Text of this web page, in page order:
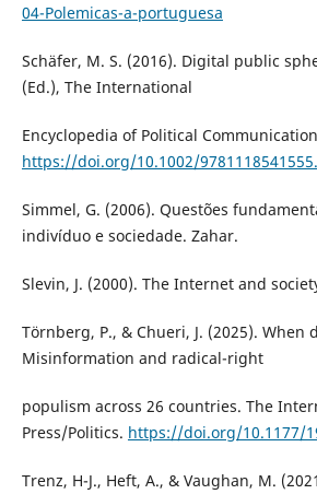
04-Polemicas-a-portuguesa
Schäfer, M. S. (2016). Digital public
(Ed.), The International
Encyclopedia of Political
https://doi.org/10.1002/
Simmel, G. (2006). Questões
indivíduo e sociedade. Zahar.
Slevin, J. (2000). The Internet and
Törnberg, P., & Chueri, J. (2025). When
Misinformation and radical-right
populism across 26 countries. The
Press/Politics. https://doi.org/10.1177/
Trenz, H-J., Heft, A., & Vaughan, M.